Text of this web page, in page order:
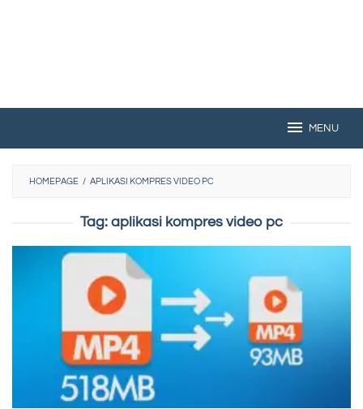
MENU
HOMEPAGE / APLIKASI KOMPRES VIDEO PC
Tag: aplikasi kompres video pc